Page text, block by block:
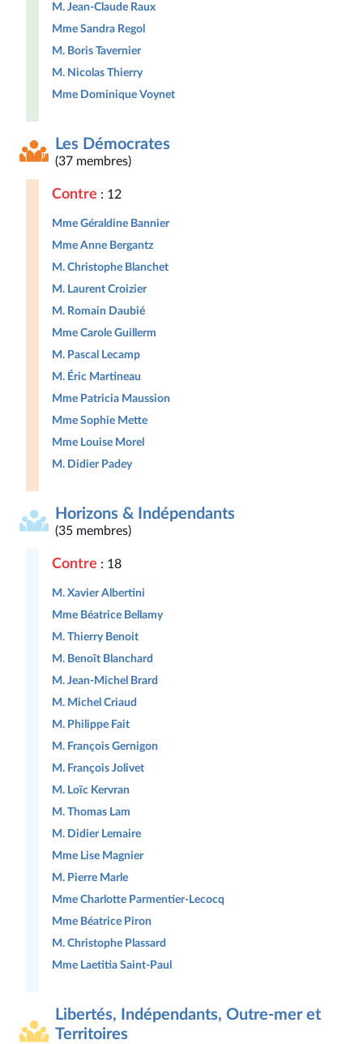
M. Jean-Claude Raux
Mme Sandra Regol
M. Boris Tavernier
M. Nicolas Thierry
Mme Dominique Voynet
Les Démocrates
(37 membres)
Contre : 12
Mme Géraldine Bannier
Mme Anne Bergantz
M. Christophe Blanchet
M. Laurent Croizier
M. Romain Daubié
Mme Carole Guillerm
M. Pascal Lecamp
M. Éric Martineau
Mme Patricia Maussion
Mme Sophie Mette
Mme Louise Morel
M. Didier Padey
Horizons & Indépendants
(35 membres)
Contre : 18
M. Xavier Albertini
Mme Béatrice Bellamy
M. Thierry Benoit
M. Benoît Blanchard
M. Jean-Michel Brard
M. Michel Criaud
M. Philippe Fait
M. François Gernigon
M. François Jolivet
M. Loïc Kervran
M. Thomas Lam
M. Didier Lemaire
Mme Lise Magnier
M. Pierre Marle
Mme Charlotte Parmentier-Lecocq
Mme Béatrice Piron
M. Christophe Plassard
Mme Laetitia Saint-Paul
Libertés, Indépendants, Outre-mer et
Territoires